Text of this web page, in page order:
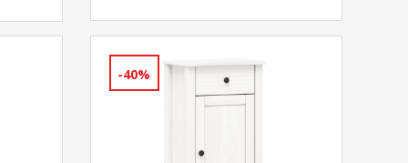
-40%